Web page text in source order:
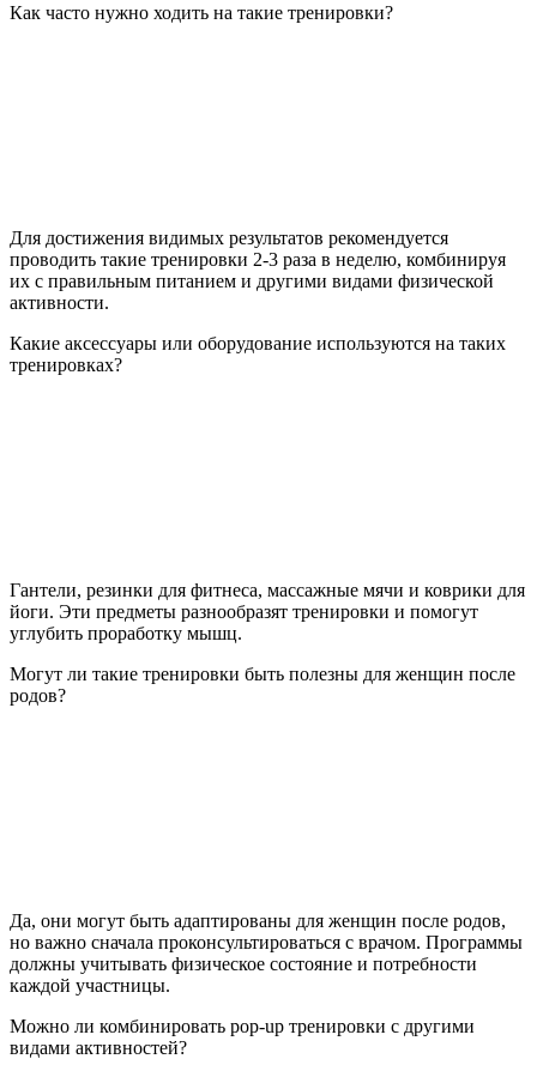
Как часто нужно ходить на такие тренировки?
Для достижения видимых результатов рекомендуется
проводить такие тренировки 2-3 раза в неделю, комбинируя
их с правильным питанием и другими видами физической
активности.
Какие аксессуары или оборудование используются на таких
тренировках?
Гантели, резинки для фитнеса, массажные мячи и коврики для
йоги. Эти предметы разнообразят тренировки и помогут
углубить проработку мышц.
Могут ли такие тренировки быть полезны для женщин после
родов?
Да, они могут быть адаптированы для женщин после родов,
но важно сначала проконсультироваться с врачом. Программы
должны учитывать физическое состояние и потребности
каждой участницы.
Можно ли комбинировать pop-up тренировки с другими
видами активностей?